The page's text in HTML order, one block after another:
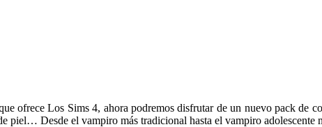
ofrece Los Sims 4, ahora podremos disfrutar de un nuevo pack de
piel… Desde el vampiro más tradicional hasta el vampiro adolescente